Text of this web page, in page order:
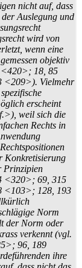
nicht auf, dass
Auslegung und
wird von
wenn eine
objektiv
<420>; 18, 85
<209>). Vielmehr
erscheint
weil sich die
Rechts in
Konkretisierung
Prinzipien
<320>; 69, 315
<103>; 128, 193
Norm
der Norm oder
verkennt (vgl.
96, 189
ihre